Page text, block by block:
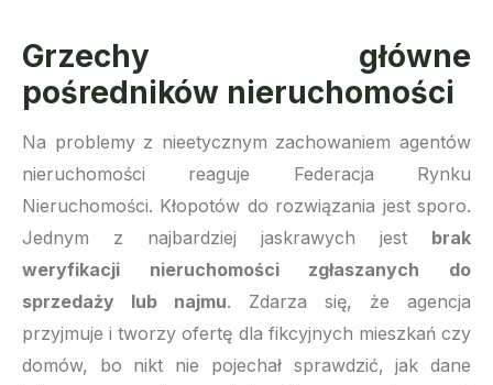
Grzechy główne
pośredników nieruchomości
Na problemy z nieetycznym zachowaniem agentów
nieruchomości reaguje Federacja Rynku
Nieruchomości. Kłopotów do rozwiązania jest sporo.
Jednym z najbardziej jaskrawych jest brak
weryfikacji nieruchomości zgłaszanych do
sprzedaży lub najmu. Zdarza się, że agencja
przyjmuje i tworzy ofertę dla fikcyjnych mieszkań czy
domów, bo nikt nie pojechał sprawdzić, jak dane